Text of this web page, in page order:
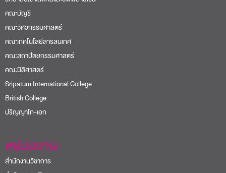
คณะบัญชี
คณะวิศวกรรมศาสตร์
คณะเทคโนโลยีสารสนเทศ
คณะสถาปัตยกรรมศาสตร์
คณะนิติศาสตร์
Sripatum International College
British College
ปริญญาโท-เอก
หน่วยงาน
สำนักงานวิชาการ